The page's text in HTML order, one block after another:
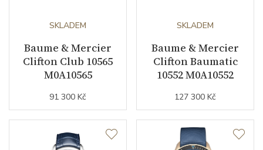
Barva číselníku zelená
Indexy číselníku indexy / tečky/body
Řemínek / Spona
Materiál řemínku
SKLADEM
Baume & Mercier
Clifton Club 10565
M0A10565
91 300 Kč
SKLADEM
Baume & Mercier
Clifton Baumatic
10552 M0A10552
127 300 Kč